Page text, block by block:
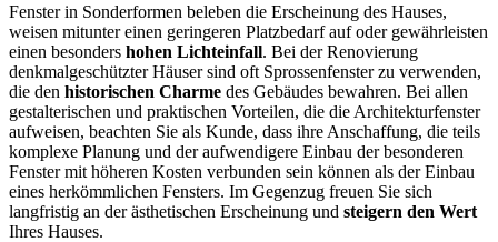
Fenster in Sonderformen beleben die Erscheinung des Hauses,
weisen mitunter einen geringeren Platzbedarf auf oder gewährleisten
einen besonders hohen Lichteinfall. Bei der Renovierung
denkmalgeschützter Häuser sind oft Sprossenfenster zu verwenden,
die den historischen Charme des Gebäudes bewahren. Bei allen
gestalterischen und praktischen Vorteilen, die die Architekturfenster
aufweisen, beachten Sie als Kunde, dass ihre Anschaffung, die teils
komplexe Planung und der aufwendigere Einbau der besonderen
Fenster mit höheren Kosten verbunden sein können als der Einbau
eines herkömmlichen Fensters. Im Gegenzug freuen Sie sich
langfristig an der ästhetischen Erscheinung und steigern den Wert
Ihres Hauses.